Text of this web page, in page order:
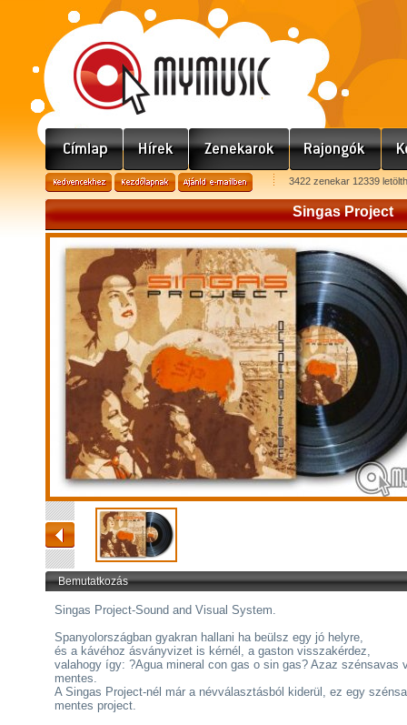
3422 zenekar 12339
Singas Project
Bemutatkozás
Singas Project-Sound and Visual System.
Spanyolországban gyakran hallani ha beülsz egy jó helyre,
és a kávéhoz ásványvizet is kérnél, a gaston visszakérdez,
valahogy így: ?Agua mineral con gas o sin gas? Azaz szénsavas
mentes.
A Singas Project-nél már a névválasztásból kiderül, ez egy
mentes project.